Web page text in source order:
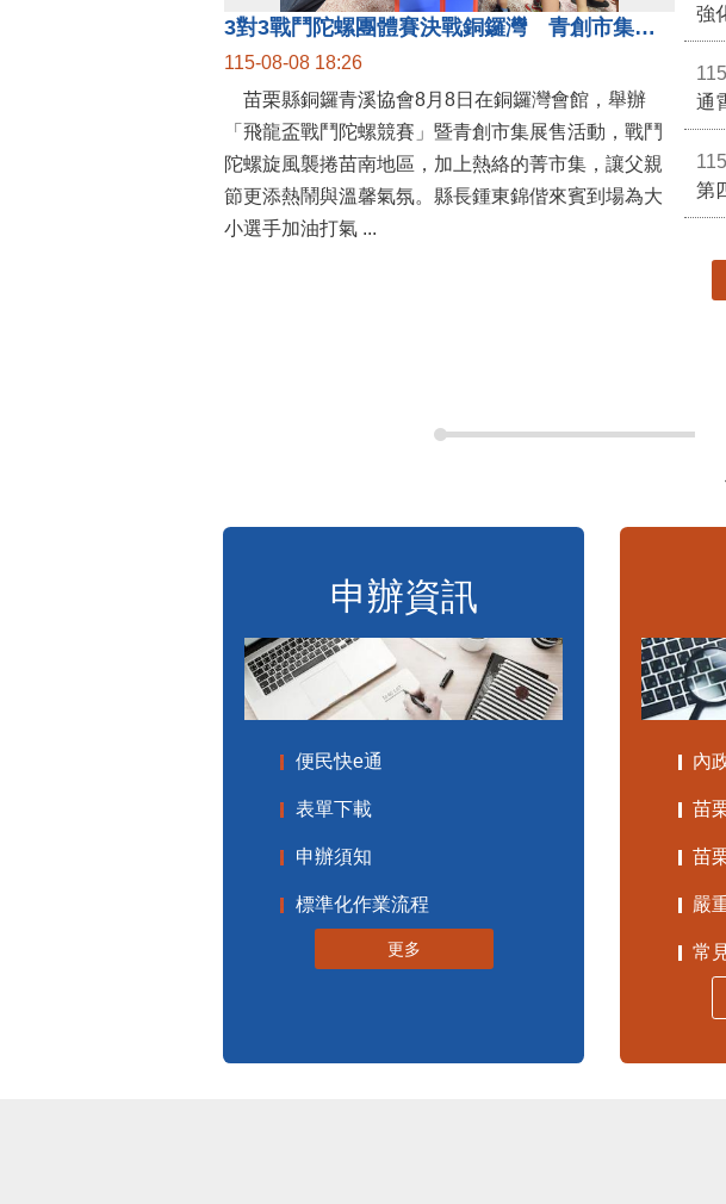
3對3戰鬥陀螺團體賽決戰銅鑼灣 青創市集展售為父親節增添繽紛
115-08-08 18:26
苗栗縣銅鑼青溪協會8月8日在銅鑼灣會館，舉辦
「飛龍盃戰鬥陀螺競賽」暨青創市集展售活動，戰鬥
陀螺旋風襲捲苗南地區，加上熱絡的菁市集，讓父親
節更添熱鬧與溫馨氣氛。縣長鍾東錦偕來賓到場為大
小選手加油打氣 ...
強
通
第
申辦資訊
便民快e通
表單下載
申辦須知
標準化作業流程
更多
內
苗
苗
嚴
常